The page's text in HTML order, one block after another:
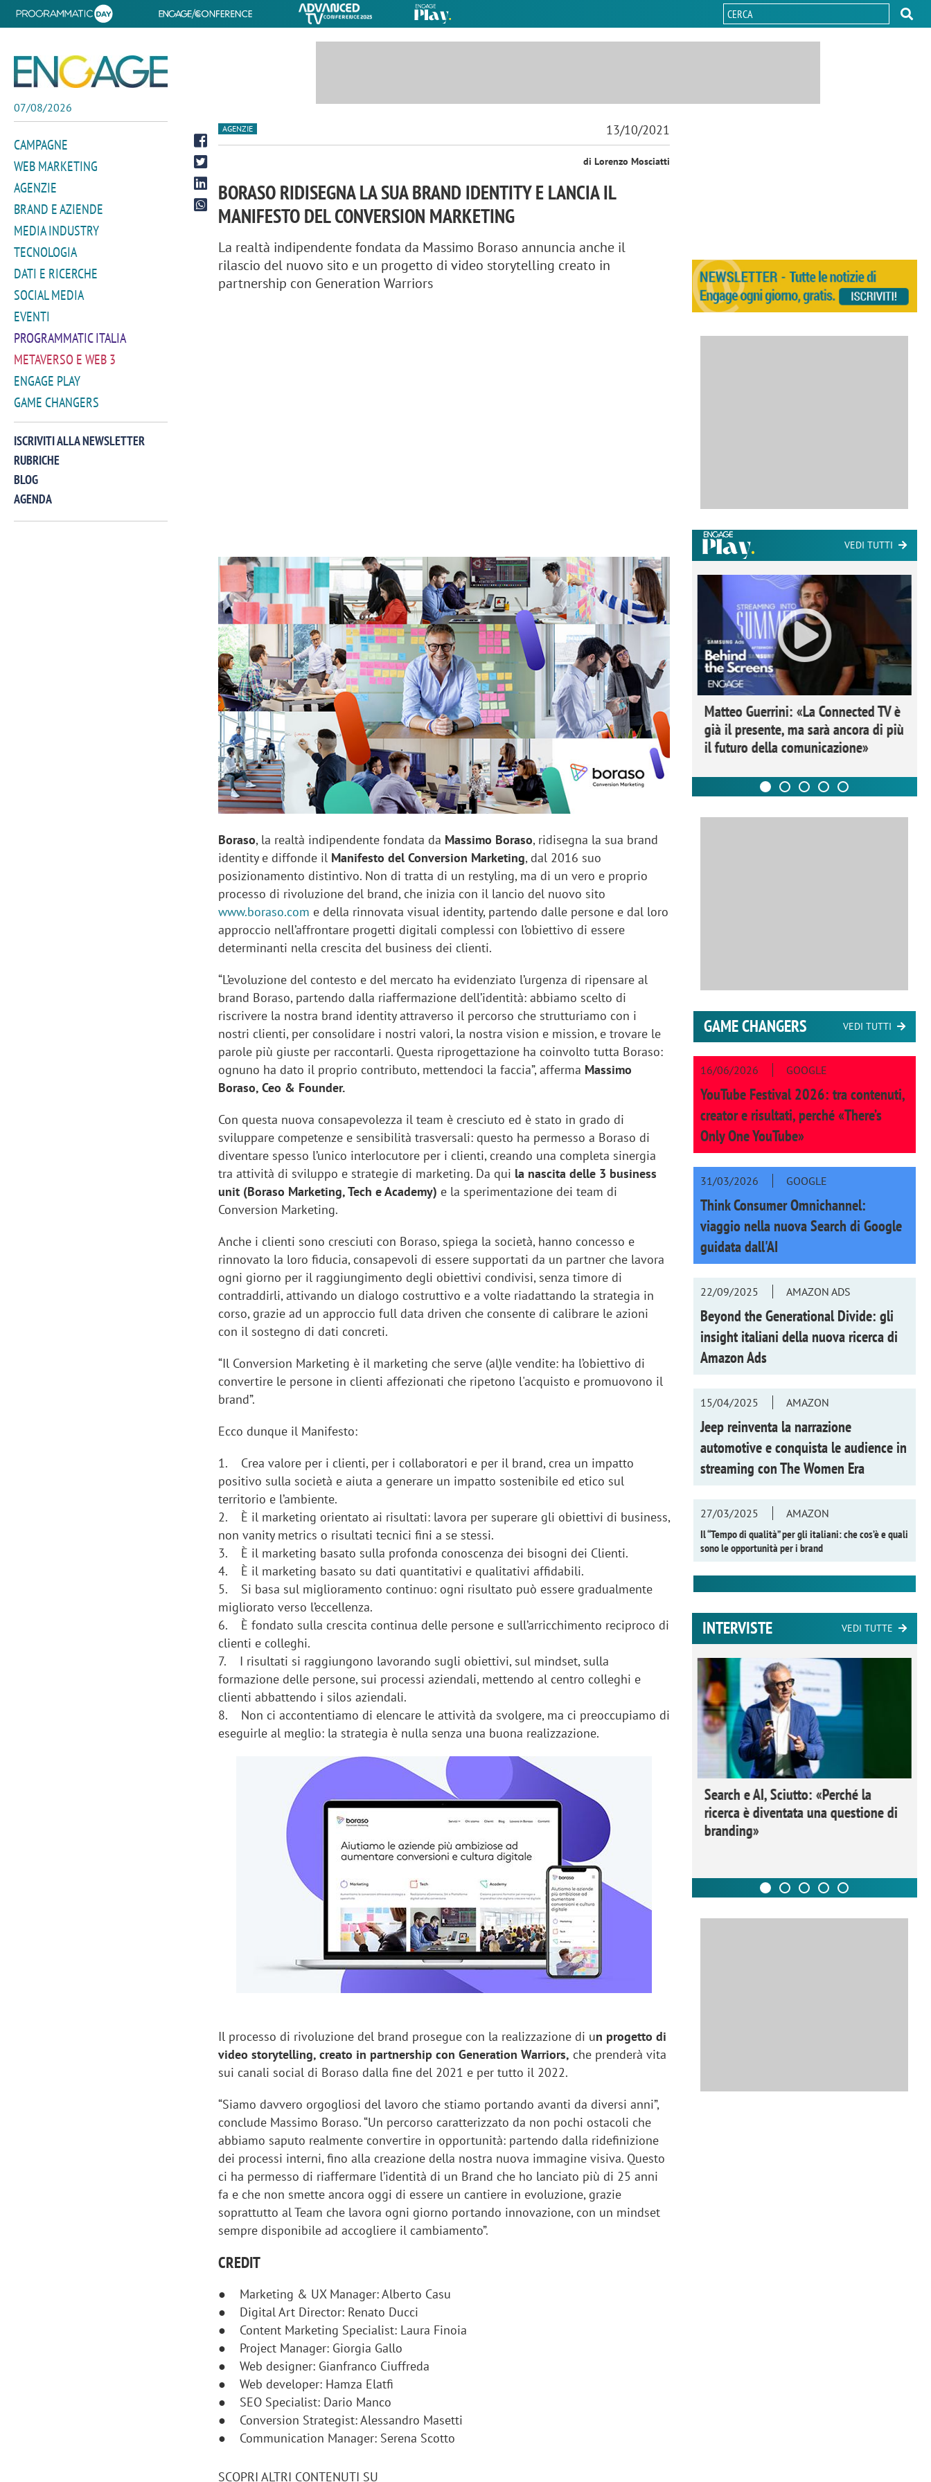
07/08/2026
CAMPAGNE
WEB MARKETING
AGENZIE
BRAND E AZIENDE
MEDIA INDUSTRY
TECNOLOGIA
DATI E RICERCHE
SOCIAL MEDIA
EVENTI
PROGRAMMATIC ITALIA
METAVERSO E WEB 3
ENGAGE PLAY
GAME CHANGERS
ISCRIVITI ALLA NEWSLETTER
RUBRICHE
BLOG
AGENDA
AGENZIE 13/10/2021
di Lorenzo Mosciatti
BORASO RIDISEGNA LA SUA BRAND IDENTITY E LANCIA IL
MANIFESTO DEL CONVERSION MARKETING
La realtà indipendente fondata da Massimo Boraso annuncia anche il
rilascio del nuovo sito e un progetto di video storytelling creato in
partnership con Generation Warriors
Boraso, la realtà indipendente fondata da Massimo Boraso, ridisegna la sua brand
identity e diffonde il Manifesto del Conversion Marketing, dal 2016 suo
posizionamento distintivo. Non di tratta di un restyling, ma di un vero e proprio
processo di rivoluzione del brand, che inizia con il lancio del nuovo sito
www.boraso.com e della rinnovata visual identity, partendo dalle persone e dal loro
approccio nell’affrontare progetti digitali complessi con l’obiettivo di essere
determinanti nella crescita del business dei clienti.
“L’evoluzione del contesto e del mercato ha evidenziato l’urgenza di ripensare al
brand Boraso, partendo dalla riaffermazione dell’identità: abbiamo scelto di
riscrivere la nostra brand identity attraverso il percorso che strutturiamo con i
nostri clienti, per consolidare i nostri valori, la nostra vision e mission, e trovare le
parole più giuste per raccontarli. Questa riprogettazione ha coinvolto tutta Boraso:
ognuno ha dato il proprio contributo, mettendoci la faccia”, afferma Massimo
Boraso, Ceo & Founder.
Con questa nuova consapevolezza il team è cresciuto ed è stato in grado di
sviluppare competenze e sensibilità trasversali: questo ha permesso a Boraso di
diventare spesso l’unico interlocutore per i clienti, creando una completa sinergia
tra attività di sviluppo e strategie di marketing. Da qui la nascita delle 3 business
unit (Boraso Marketing, Tech e Academy) e la sperimentazione dei team di
Conversion Marketing.
Anche i clienti sono cresciuti con Boraso, spiega la società, hanno concesso e
rinnovato la loro fiducia, consapevoli di essere supportati da un partner che lavora
ogni giorno per il raggiungimento degli obiettivi condivisi, senza timore di
contraddirli, attivando un dialogo costruttivo e a volte riadattando la strategia in
corso, grazie ad un approccio full data driven che consente di calibrare le azioni
con il sostegno di dati concreti.
“Il Conversion Marketing è il marketing che serve (al)le vendite: ha l’obiettivo di
convertire le persone in clienti affezionati che ripetono l'acquisto e promuovono il
brand”.
Ecco dunque il Manifesto:
1. Crea valore per i clienti, per i collaboratori e per il brand, crea un impatto
positivo sulla società e aiuta a generare un impatto sostenibile ed etico sul
territorio e l’ambiente.
2. È il marketing orientato ai risultati: lavora per superare gli obiettivi di business,
non vanity metrics o risultati tecnici fini a se stessi.
3. È il marketing basato sulla profonda conoscenza dei bisogni dei Clienti.
4. È il marketing basato su dati quantitativi e qualitativi affidabili.
5. Si basa sul miglioramento continuo: ogni risultato può essere gradualmente
migliorato verso l’eccellenza.
6. È fondato sulla crescita continua delle persone e sull’arricchimento reciproco di
clienti e colleghi.
7. I risultati si raggiungono lavorando sugli obiettivi, sul mindset, sulla
formazione delle persone, sui processi aziendali, mettendo al centro colleghi e
clienti abbattendo i silos aziendali.
8. Non ci accontentiamo di elencare le attività da svolgere, ma ci preoccupiamo di
eseguirle al meglio: la strategia è nulla senza una buona realizzazione.
Il processo di rivoluzione del brand prosegue con la realizzazione di un progetto di
video storytelling, creato in partnership con Generation Warriors, che prenderà vita
sui canali social di Boraso dalla fine del 2021 e per tutto il 2022.
“Siamo davvero orgogliosi del lavoro che stiamo portando avanti da diversi anni”,
conclude Massimo Boraso. “Un percorso caratterizzato da non pochi ostacoli che
abbiamo saputo realmente convertire in opportunità: partendo dalla ridefinizione
dei processi interni, fino alla creazione della nostra nuova immagine visiva. Questo
ci ha permesso di riaffermare l’identità di un Brand che ho lanciato più di 25 anni
fa e che non smette ancora oggi di essere un cantiere in evoluzione, grazie
soprattutto al Team che lavora ogni giorno portando innovazione, con un mindset
sempre disponibile ad accogliere il cambiamento”.
CREDIT
● Marketing & UX Manager: Alberto Casu
● Digital Art Director: Renato Ducci
● Content Marketing Specialist: Laura Finoia
● Project Manager: Giorgia Gallo
● Web designer: Gianfranco Ciuffreda
● Web developer: Hamza Elatfi
● SEO Specialist: Dario Manco
● Conversion Strategist: Alessandro Masetti
● Communication Manager: Serena Scotto
SCOPRI ALTRI CONTENUTI SU
VEDI TUTTI
Manassero, Samsung Ads: «Con Total
Perez, Samsung Ads: «L'Italia è un
mercato strategico e continuerà a
crescere»
Networking agli eventi: come la
startup Kicè punta a eliminare lo
"spreco di relazioni"
Matteo Guerrini: «La Connected TV è
già il presente, ma sarà ancora di più
il futuro della comunicazione»
GAME CHANGERS VEDI TUTTI
16/06/2026 GOOGLE
YouTube Festival 2026: tra contenuti,
creator e risultati, perché «There’s
Only One YouTube»
31/03/2026 GOOGLE
Think Consumer Omnichannel:
viaggio nella nuova Search di Google
guidata dall'AI
22/09/2025 AMAZON ADS
Beyond the Generational Divide: gli
insight italiani della nuova ricerca di
Amazon Ads
15/04/2025 AMAZON
Jeep reinventa la narrazione
automotive e conquista le audience in
streaming conThe Women Era
27/03/2025
AMAZON
Il “Tempo di qualità” per gli italiani: che cos’è e quali
sono le opportunità per i brand
INTERVISTE VEDI TUTTE
Emanuele Viora di Deloitte Digital:
«La creatività resta centrale, l’AI deve
amplificare il talento»
Ricerche di mercato. Neri, Ipsos
Doxa: «Non basta più descrivere i
fenomeni: bisogna comprenderli e
tradurli in azioni»
Search e AI, Sciutto: «Perché la
ricerca è diventata una questione di
branding»